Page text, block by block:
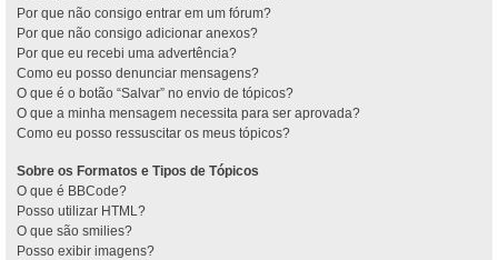
Por que não consigo entrar em um fórum?
Por que não consigo adicionar anexos?
Por que eu recebi uma advertência?
Como eu posso denunciar mensagens?
O que é o botão “Salvar” no envio de tópicos?
O que a minha mensagem necessita para ser aprovada?
Como eu posso ressuscitar os meus tópicos?
Sobre os Formatos e Tipos de Tópicos
O que é BBCode?
Posso utilizar HTML?
O que são smilies?
Posso exibir imagens?